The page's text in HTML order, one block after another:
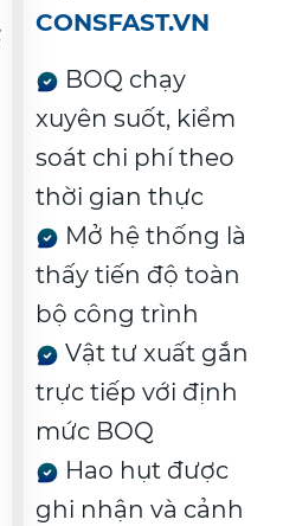
CONSFAST.VN
BOQ chạy
xuyên suốt, kiểm
soát chi phí theo
thời gian thực
Mở hệ thống là
thấy tiến độ toàn
bộ công trình
Vật tư xuất gắn
trực tiếp với định
mức BOQ
Hao hụt được
ghi nhận và cảnh